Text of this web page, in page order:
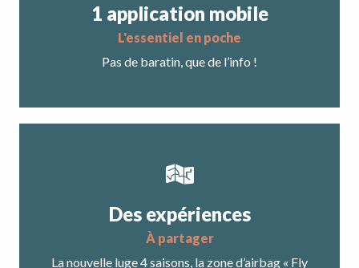
1 application mobile
L'essentiel en poche
Pas de baratin, que de l’info !
Des expériences
à partager
La nouvelle luge 4 saisons, la zone d’airbag « Fly